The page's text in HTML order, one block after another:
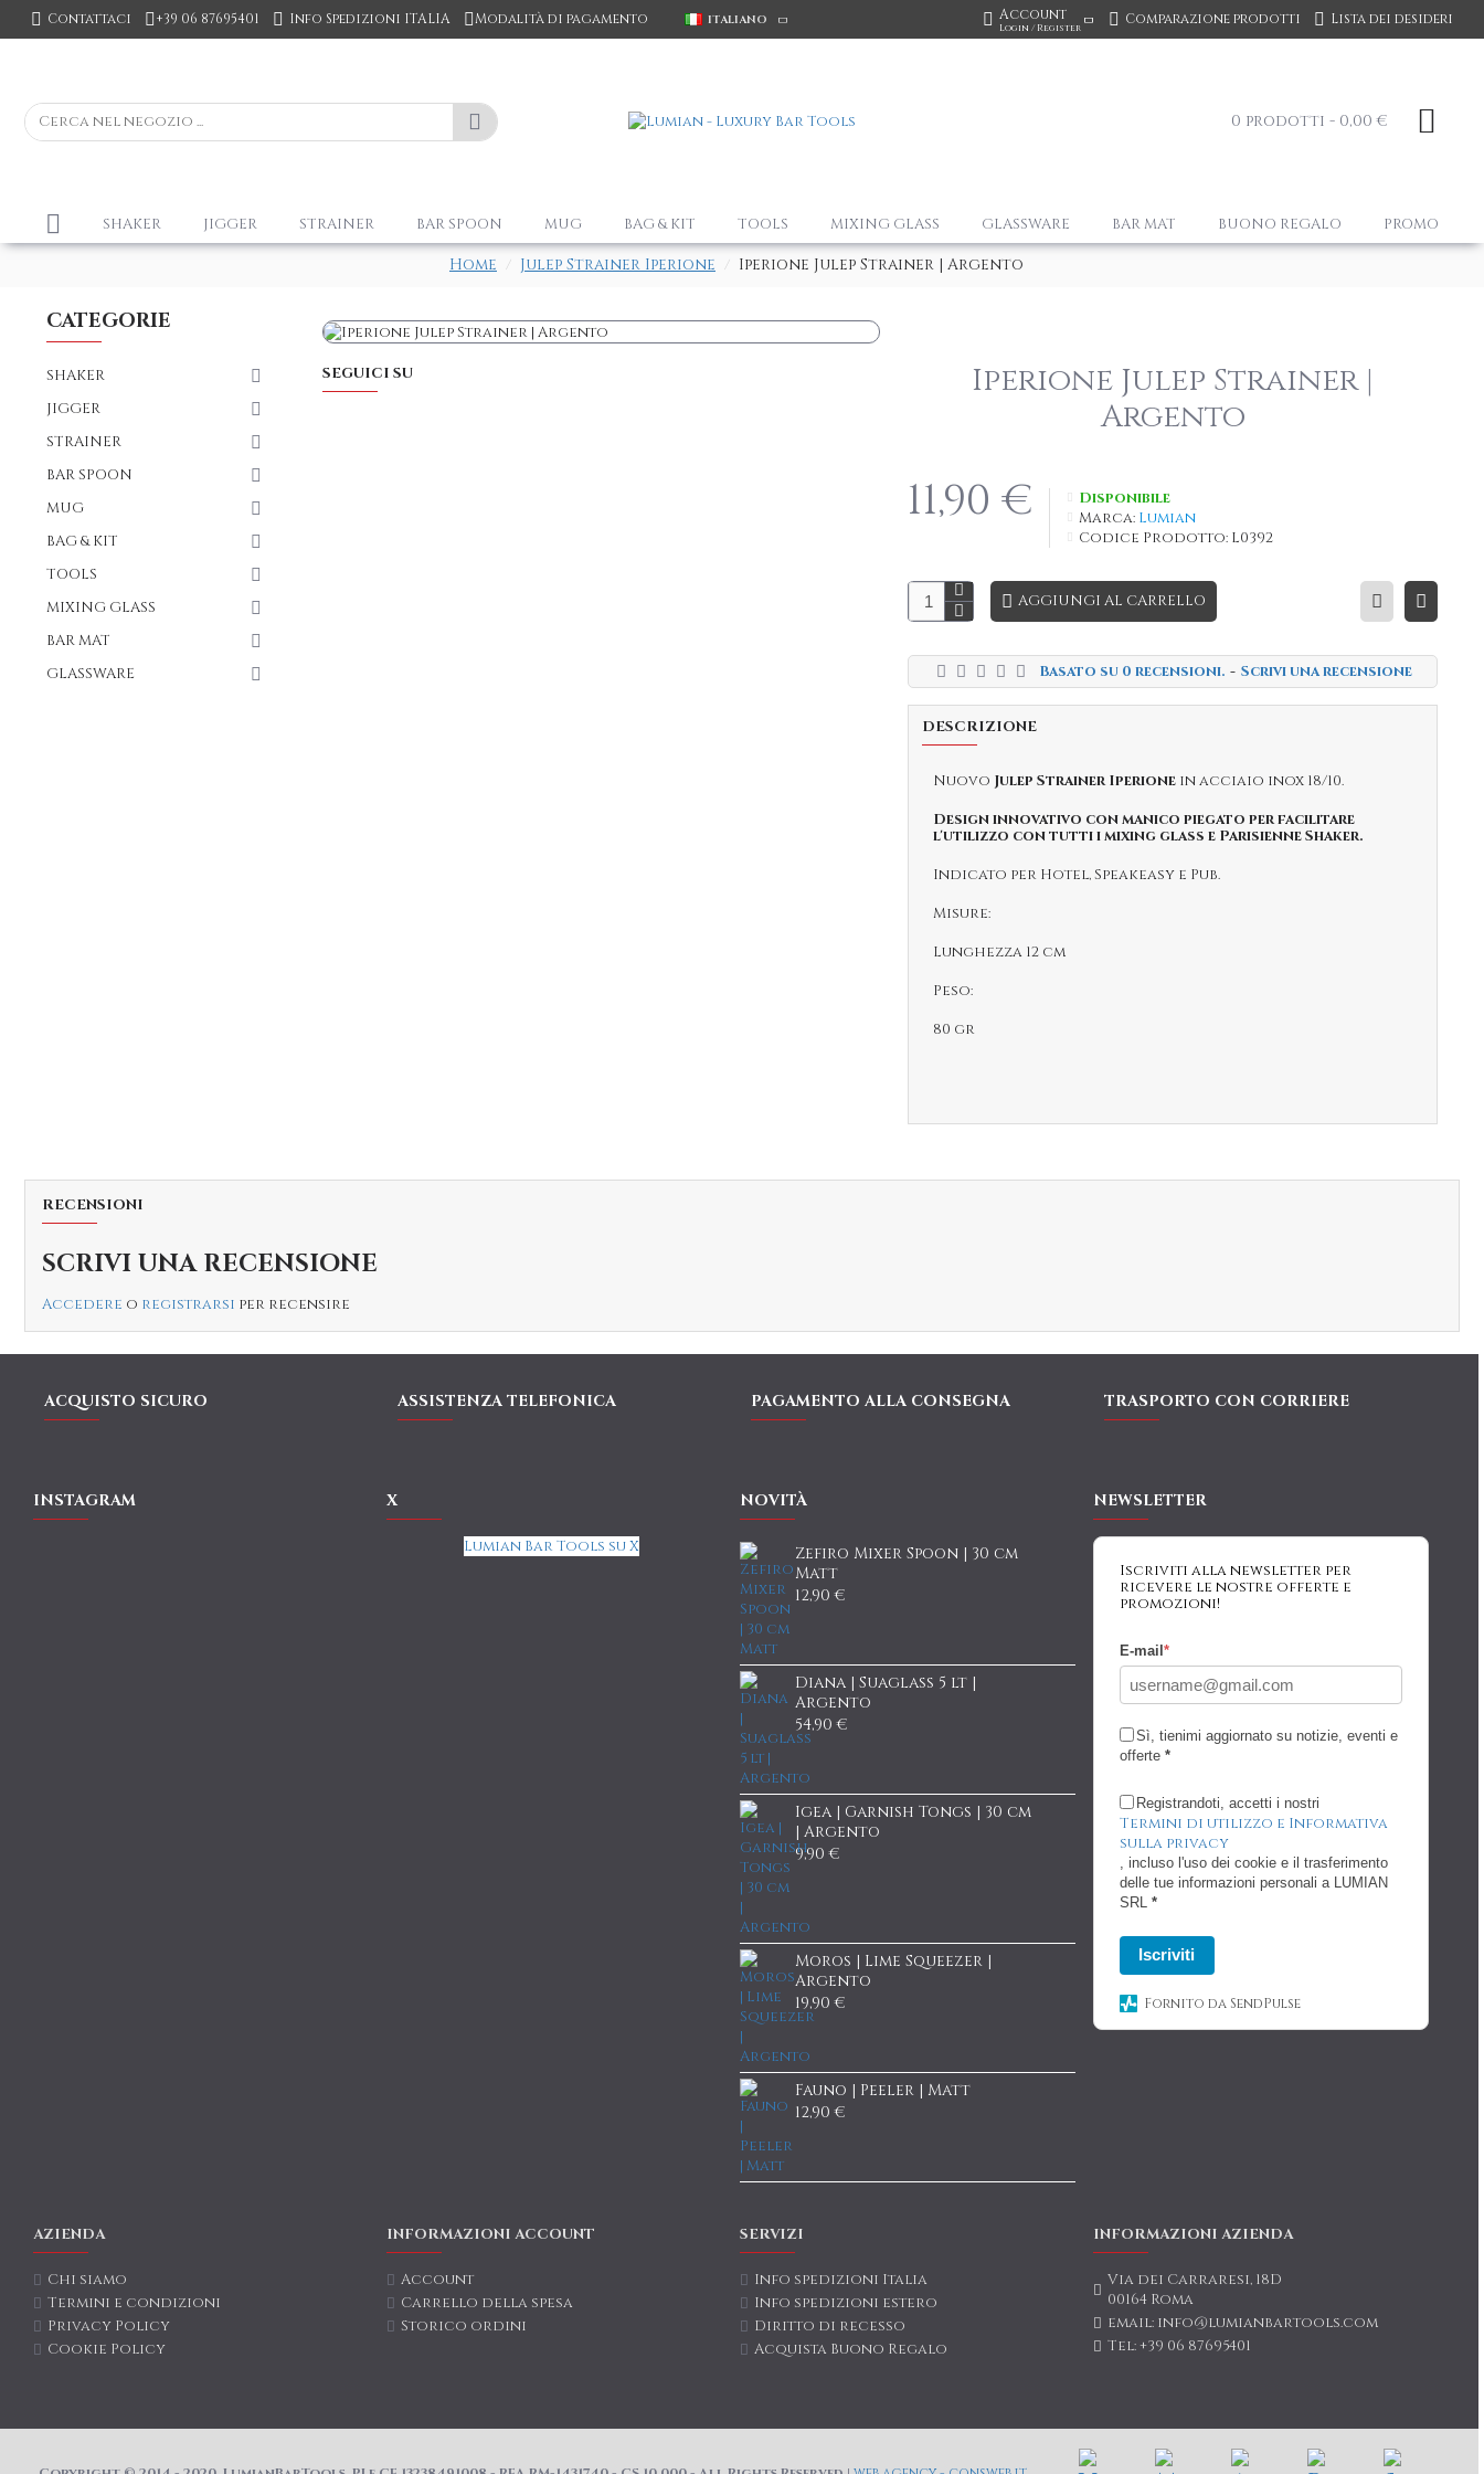
Contattaci +39 06 87695401 Info Spedizioni ITALIA Modalità di pagamento ITALIANO Account
Login / Register
Comparazione prodotti Lista dei desideri
0 prodotti - 0,00 €
SHAKER JIGGER STRAINER BAR SPOON MUG BAG & KIT TOOLS MIXING GLASS GLASSWARE BAR MAT BUONO REGALO PROMO
Home Julep Strainer Iperione Iperione Julep Strainer | Argento
CATEGORIE
SHAKER
JIGGER
STRAINER
BAR SPOON
MUG
BAG & KIT
TOOLS
MIXING GLASS
BAR MAT
GLASSWARE
SEGUICI SU
Iperione Julep Strainer |
Argento
Basato su 0 recensioni. - Scrivi una recensione
11,90 €
Disponibile
Marca: Lumian
Codice Prodotto: L0392
AGGIUNGI AL CARRELLO
DESCRIZIONE
Nuovo Julep Strainer Iperione in acciaio inox 18/10.
Design innovativo con manico piegato per facilitare
l'utilizzo con tutti i mixing glass e Parisienne Shaker.
Indicato per Hotel, Speakeasy e Pub.
Misure:
Lunghezza 12 cm
Peso:
80 gr
RECENSIONI
SCRIVI UNA RECENSIONE
Accedere o registrarsi per recensire
ACQUISTO SICURO ASSISTENZA TELEFONICA PAGAMENTO ALLA CONSEGNA TRASPORTO CON CORRIERE
INSTAGRAM X
Lumian Bar Tools su X
NOVITÀ
Zefiro Mixer Spoon | 30 cm
Matt
12,90 €
Diana | Suaglass 5 lt |
Argento
54,90 €
Igea | Garnish Tongs | 30 cm
| Argento
9,90 €
Moros | Lime Squeezer |
Argento
19,90 €
Fauno | Peeler | Matt
12,90 €
NEWSLETTER
Iscriviti alla newsletter per
ricevere le nostre offerte e
promozioni!
E-mail *
Sì, tienimi aggiornato su notizie, eventi e
offerte *
Registrandoti, accetti i nostri
Termini di utilizzo e Informativa
sulla privacy
, incluso l'uso dei cookie e il trasferimento
delle tue informazioni personali a LUMIAN
SRL *
Iscriviti
Fornito da SendPulse
AZIENDA
Chi siamo
Termini e condizioni
Privacy Policy
Cookie Policy
INFORMAZIONI ACCOUNT
Account
Carrello della spesa
Storico ordini
SERVIZI
Info spedizioni Italia
Info spedizioni estero
Diritto di recesso
Acquista Buono Regalo
INFORMAZIONI AZIENDA
Via dei Carraresi, 18D
00164 Roma
email: info@lumianbartools.com
Tel: +39 06 87695401